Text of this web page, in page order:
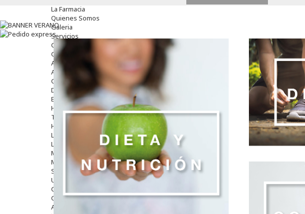
La Farmacia
Quienes Somos
Galeria
Servicios
Cosmética
Cosmética Facial
Antiacné
Antiedad
Contorno De Ojos
Despigmentantes
Exfoliantes
Hidratantes
Tratamientos De Noche
Hombre
Limpieza
Labiales
Maquillajes Y Color
Mascarillas
Solares
Utensilios
Cosmética Capilar
Cosmética Corporal
Anticelulíticos